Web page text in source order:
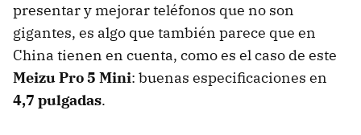
presentar y mejorar teléfonos que no son
gigantes, es algo que también parece que en
China tienen en cuenta, como es el caso de este
Meizu Pro 5 Mini: buenas especificaciones en
4,7 pulgadas.